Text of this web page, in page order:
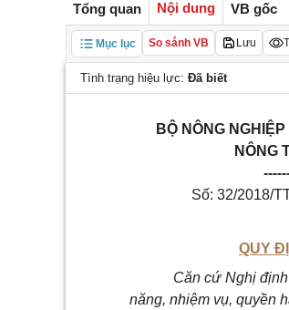
Tổng quan Nội dung VB gốc
Mục lục So sánh VB Lưu
Tình trạng hiệu lực: Đã biết
BỘ NÔNG
NÔNG
Số: 32/2018/
QUY
Căn cứ Nghị
năng, nhiệm vụ, quyền